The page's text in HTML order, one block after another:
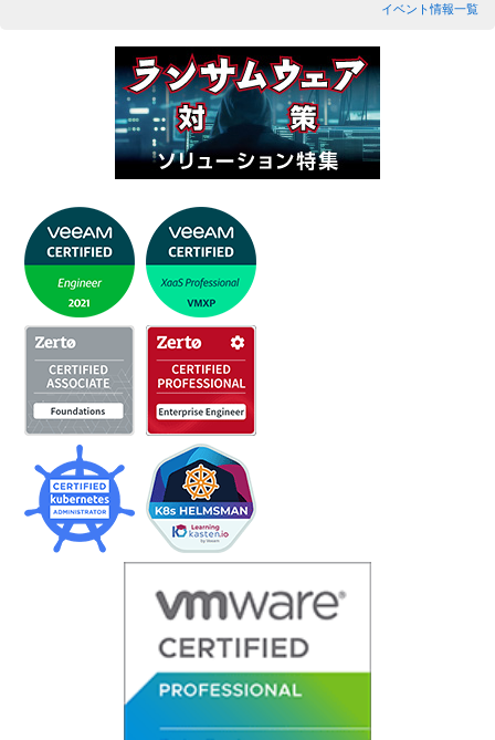
イベント情報一覧